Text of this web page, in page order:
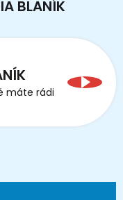
BLANÍK
máte rádi